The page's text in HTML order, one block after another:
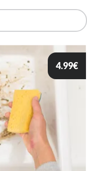
4.99€